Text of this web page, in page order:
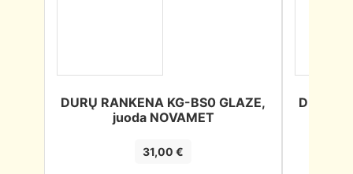
DURŲ RANKENA KG-BS0 GLAZE,
juoda NOVAMET
31,00€
DURŲ